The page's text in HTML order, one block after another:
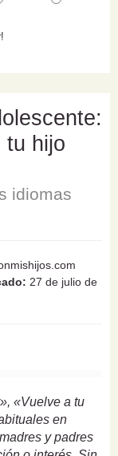
tu hijo
idiomas
27 de julio de
«Vuelve a tu
en
y padres